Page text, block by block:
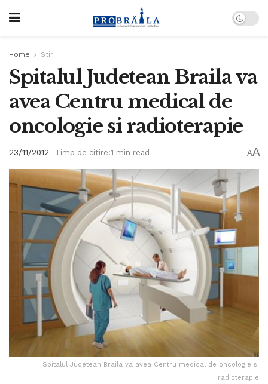
Home Stiri
Spitalul Judetean Braila va
avea Centru medical de
oncologie si radioterapie
23/11/2012 Timp de citire:1 min read AA
Spitalul Judetean Braila va avea Centru medical de oncologie si
radioterapie